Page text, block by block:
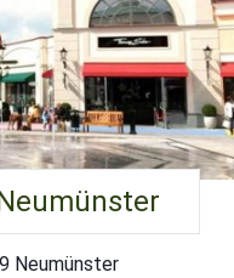
Neumünster